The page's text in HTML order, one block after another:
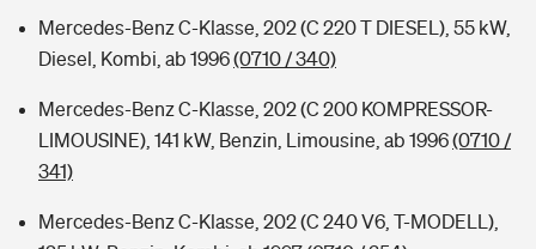
Mercedes-Benz C-Klasse, 202 (C 220 T DIESEL), 55 kW,
Diesel, Kombi, ab 1996(0710 / 340)
Mercedes-Benz C-Klasse, 202 (C 200 KOMPRESSOR-
LIMOUSINE), 141 kW, Benzin, Limousine, ab 1996(0710 /
341)
Mercedes-Benz C-Klasse, 202 (C 240 V6, T-MODELL),